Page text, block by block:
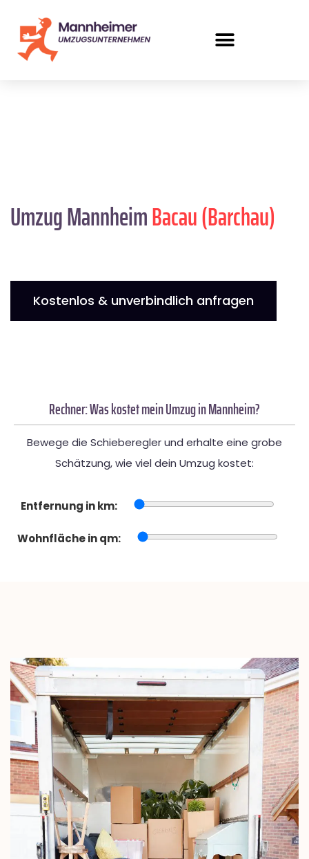
Umzug MannheimBacau (Barchau)
Kostenlos & unverbindlich anfragen
Rechner: Was kostet mein Umzug in Mannheim?
Bewege die Schieberegler und erhalte eine grobe
Schätzung, wie viel dein Umzug kostet:
Entfernung in km:
Wohnfläche in qm: